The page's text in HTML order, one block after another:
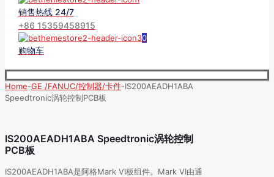
销售热线 24/7
+86 15359458915
0
购物车
Home-GE /FANUC/控制器/卡件-IS200AEADH1ABA
Speedtronic涡轮控制PCB板
IS200AEADH1ABA Speedtronic涡轮控制
PCB板
IS200AEADH1ABA是阿格Mark VI板组件。Mark VI由通